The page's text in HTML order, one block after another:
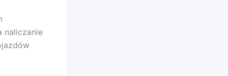
naliczanie